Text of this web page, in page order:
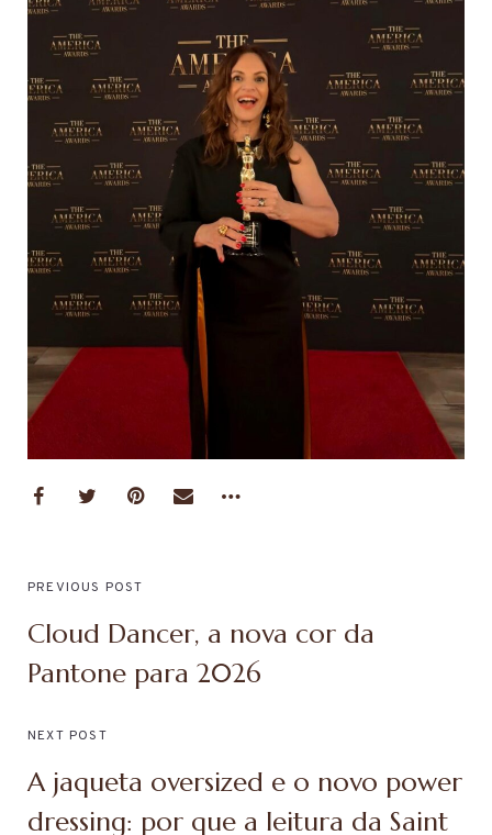
PREVIOUS POST
Cloud Dancer, a nova cor da
Pantone para 2026
NEXT POST
A jaqueta oversized e o novo power
dressing: por que a leitura da Saint